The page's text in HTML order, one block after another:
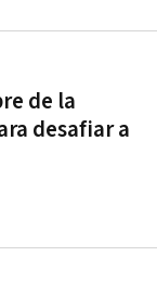
de la
desafiar a